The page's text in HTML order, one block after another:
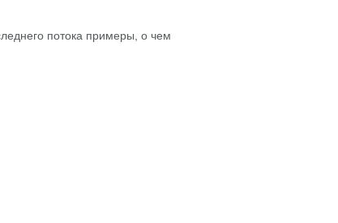
потока примеры, о чем